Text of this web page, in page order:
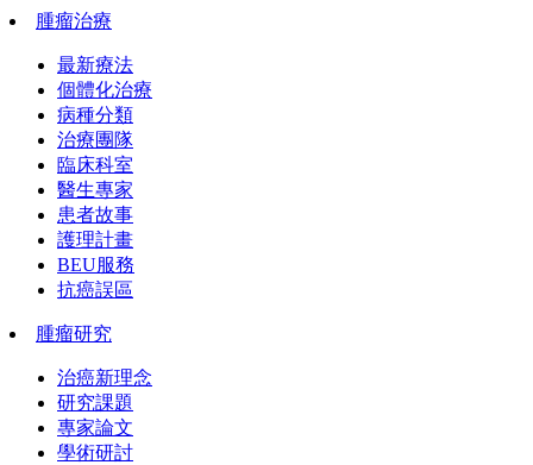
腫瘤治療
最新療法
個體化治療
病種分類
治療團隊
臨床科室
醫生專家
患者故事
護理計畫
BEU服務
抗癌誤區
腫瘤研究
治癌新理念
研究課題
專家論文
學術研討